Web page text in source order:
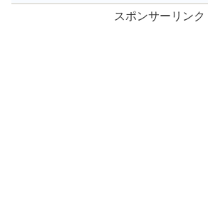
スポンサーリンク